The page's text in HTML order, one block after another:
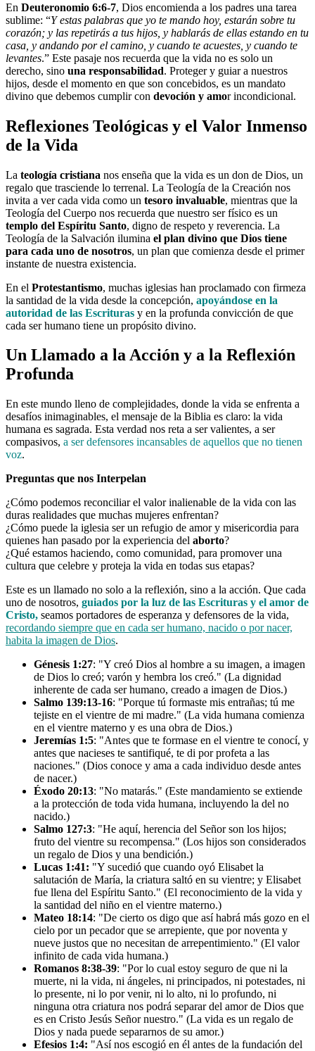
En Deuteronomio 6:6-7, Dios encomienda a los padres una tarea
sublime: “Y estas palabras que yo te mando hoy, estarán sobre tu
corazón; y las repetirás a tus hijos, y hablarás de ellas estando en tu
casa, y andando por el camino, y cuando te acuestes, y cuando te
levantes.” Este pasaje nos recuerda que la vida no es solo un
derecho, sino una responsabilidad. Proteger y guiar a nuestros
hijos, desde el momento en que son concebidos, es un mandato
divino que debemos cumplir con devoción y amor incondicional.
Reflexiones Teológicas y el Valor Inmenso
de la Vida
La teología cristiana nos enseña que la vida es un don de Dios, un
regalo que trasciende lo terrenal. La Teología de la Creación nos
invita a ver cada vida como un tesoro invaluable, mientras que la
Teología del Cuerpo nos recuerda que nuestro ser físico es un
templo del Espíritu Santo, digno de respeto y reverencia. La
Teología de la Salvación ilumina el plan divino que Dios tiene
para cada uno de nosotros, un plan que comienza desde el primer
instante de nuestra existencia.
En el Protestantismo, muchas iglesias han proclamado con firmeza
la santidad de la vida desde la concepción, apoyándose en la
autoridad de las Escrituras y en la profunda convicción de que
cada ser humano tiene un propósito divino.
Un Llamado a la Acción y a la Reflexión
Profunda
En este mundo lleno de complejidades, donde la vida se enfrenta a
desafíos inimaginables, el mensaje de la Biblia es claro: la vida
humana es sagrada. Esta verdad nos reta a ser valientes, a ser
compasivos, a ser defensores incansables de aquellos que no tienen
voz.
Preguntas que nos Interpelan
¿Cómo podemos reconciliar el valor inalienable de la vida con las
duras realidades que muchas mujeres enfrentan?
¿Cómo puede la iglesia ser un refugio de amor y misericordia para
quienes han pasado por la experiencia del aborto?
¿Qué estamos haciendo, como comunidad, para promover una
cultura que celebre y proteja la vida en todas sus etapas?
Este es un llamado no solo a la reflexión, sino a la acción. Que cada
uno de nosotros, guiados por la luz de las Escrituras y el amor de
Cristo, seamos portadores de esperanza y defensores de la vida,
recordando siempre que en cada ser humano, nacido o por nacer,
habita la imagen de Dios.
Génesis 1:27: "Y creó Dios al hombre a su imagen, a imagen
de Dios lo creó; varón y hembra los creó." (La dignidad
inherente de cada ser humano, creado a imagen de Dios.)
Salmo 139:13-16: "Porque tú formaste mis entrañas; tú me
tejiste en el vientre de mi madre." (La vida humana comienza
en el vientre materno y es una obra de Dios.)
Jeremías 1:5: "Antes que te formase en el vientre te conocí, y
antes que nacieses te santifiqué, te di por profeta a las
naciones." (Dios conoce y ama a cada individuo desde antes
de nacer.)
Éxodo 20:13: "No matarás." (Este mandamiento se extiende
a la protección de toda vida humana, incluyendo la del no
nacido.)
Salmo 127:3: "He aquí, herencia del Señor son los hijos;
fruto del vientre su recompensa." (Los hijos son considerados
un regalo de Dios y una bendición.)
Lucas 1:41: "Y sucedió que cuando oyó Elisabet la
salutación de María, la criatura saltó en su vientre; y Elisabet
fue llena del Espíritu Santo." (El reconocimiento de la vida y
la santidad del niño en el vientre materno.)
Mateo 18:14: "De cierto os digo que así habrá más gozo en el
cielo por un pecador que se arrepiente, que por noventa y
nueve justos que no necesitan de arrepentimiento." (El valor
infinito de cada vida humana.)
Romanos 8:38-39: "Por lo cual estoy seguro de que ni la
muerte, ni la vida, ni ángeles, ni principados, ni potestades, ni
lo presente, ni lo por venir, ni lo alto, ni lo profundo, ni
ninguna otra criatura nos podrá separar del amor de Dios que
es en Cristo Jesús Señor nuestro." (La vida es un regalo de
Dios y nada puede separarnos de su amor.)
Efesios 1:4: "Así nos escogió en él antes de la fundación del